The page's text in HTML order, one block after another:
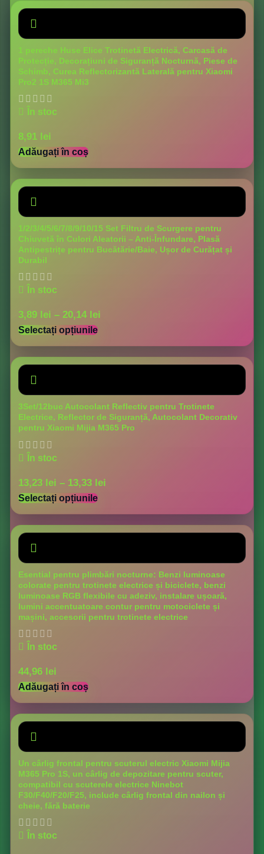
1 pereche Huse Elice Trotinetă Electrică, Carcasă de
Protecție, Decorațiuni de Siguranță Nocturnă, Piese de
Schimb, Curea Reflectorizantă Laterală pentru Xiaomi
Pro2 1S M365 Mi3
În stoc
8,91 lei
Adăugați în coș
1/2/3/4/5/6/7/8/9/10/15 Set Filtru de Scurgere pentru
Chiuvetă în Culori Aleatorii – Anti-Înfundare, Plasă
Antipestrițe pentru Bucătărie/Baie, Ușor de Curățat și
Durabil
În stoc
3,89 lei – 20,14 lei
Selectați opțiunile
3Set/12buc Autocolant Reflectiv pentru Trotinete
Electrice, Reflector de Siguranță, Autocolant Decorativ
pentru Xiaomi Mijia M365 Pro
În stoc
13,23 lei – 13,33 lei
Selectați opțiunile
Esential pentru plimbări nocturne: Benzi luminoase
colorate pentru trotinete electrice și biciclete, benzi
luminoase RGB flexibile cu adeziv, instalare ușoară,
lumini accentuatoare contur pentru motociclete și
mașini, accesorii pentru trotinete electrice
În stoc
44,96 lei
Adăugați în coș
Un cârlig frontal pentru scuterul electric Xiaomi Mijia
M365 Pro 1S, un cârlig de depozitare pentru scuter,
compatibil cu scuterele electrice Ninebot
F30/F40/F20/F25, include cârlig frontal din nailon și
cheie, fără baterie
În stoc